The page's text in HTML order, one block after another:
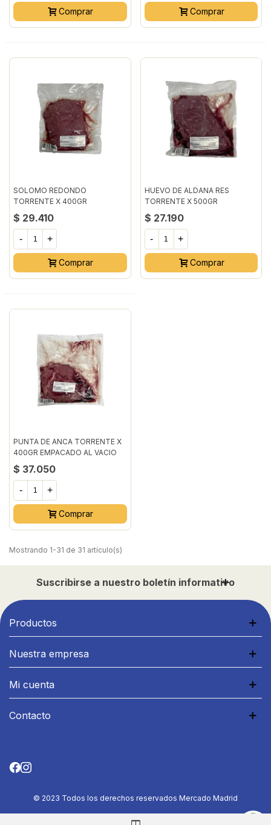
Comprar Comprar
SOLOMO REDONDO
TORRENTE X 400GR
EMPACADO AL VACIO
$ 29.410
- +
Comprar
HUEVO DE ALDANA RES
TORRENTE X 500GR
EMPACADO AL VACIO
$ 27.190
- +
Comprar
PUNTA DE ANCA TORRENTE X
400GR EMPACADO AL VACIO
$ 37.050
- +
Comprar
Mostrando 1-31 de 31 artículo(s)
Suscribirse a nuestro boletín informativo
Productos
Nuestra empresa
Mi cuenta
Contacto
© 2023 Todos los derechos reservados Mercado Madrid